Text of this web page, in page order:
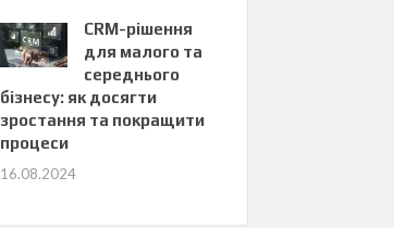
CRM-рішення
для малого та
середнього
бізнесу: як досягти
зростання та покращити
процеси
16.08.2024